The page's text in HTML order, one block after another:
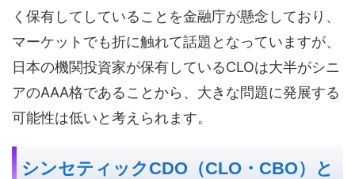
く保有してしていることを金融庁が懸念しており、
マーケットでも折に触れて話題となっていますが、
日本の機関投資家が保有しているCLOは大半がシニ
アのAAA格であることから、大きな問題に発展する
可能性は低いと考えられます。
シンセティックCDO（CLO・CBO）と